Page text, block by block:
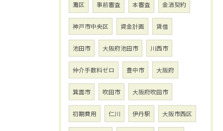
灘区 事前審査 本審査 金消契約
神戸市中央区 資金計画 賃借
池田市 大阪府池田市 川西市
仲介手数料ゼロ 豊中市 大阪府
箕面市 吹田市 大阪府吹田市
初期費用 仁川 伊丹駅 大阪市西区